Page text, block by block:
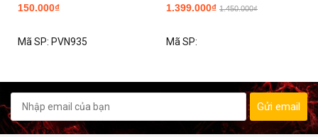
150.000₫
Mã SP: PVN935
1.399.000₫ 1.450.000₫
Mã SP:
Gửi email